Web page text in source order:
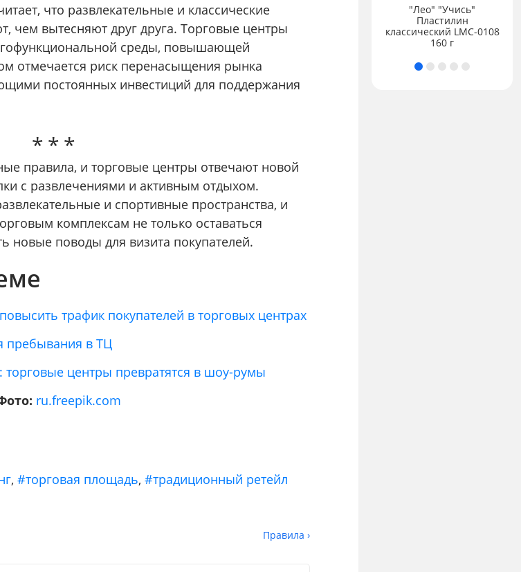
что развлекательные и классические
чем вытесняют друг друга. Торговые центры
среды, повышающей
отмечается риск перенасыщения рынка
постоянных инвестиций для поддержания
правила, и торговые центры отвечают новой
с развлечениями и активным отдыхом.
и спортивные пространства, и
комплексам не только оставаться
новые поводы для визита покупателей.
трафик покупателей в торговых центрах
пребывания в ТЦ
торговые центры превратятся в шоу-румы
ru.freepik.com
,#торговая площадь,#традиционный ретейл
Правила ›
"Лео" "Учись"
Пластилин
классический LMC-0108
160 г